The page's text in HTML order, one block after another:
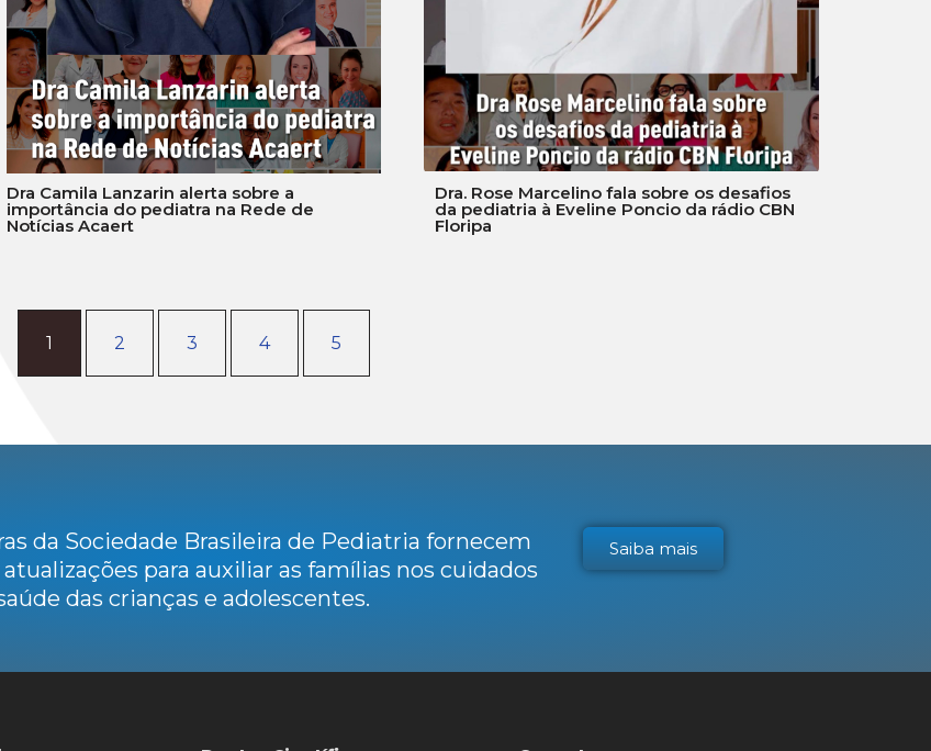
Dra Camila Lanzarin alerta sobre a
importância do pediatra na Rede de
Notícias Acaert
Dra. Rose Marcelino fala sobre os desafios
da pediatria à Eveline Poncio da rádio CBN
Floripa
1 2 3 4 5
da Sociedade Brasileira de Pediatria fornecem
para auxiliar as famílias nos cuidados
das crianças e adolescentes.
Saiba mais